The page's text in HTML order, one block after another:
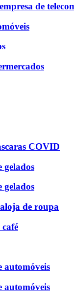
de
COVID
gelados
de roupa
automóveis
automóveis